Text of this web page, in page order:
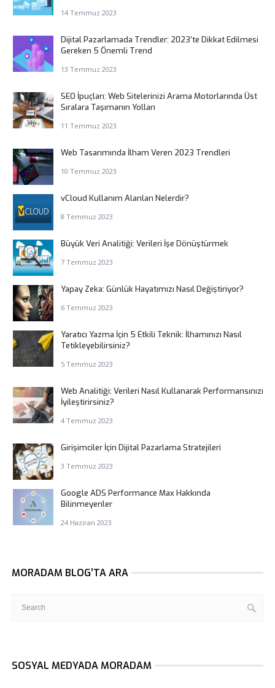
14 Temmuz 2023
Dijital Pazarlamada Trendler: 2023’te Dikkat Edilmesi
Gereken 5 Önemli Trend
13 Temmuz 2023
SEO İpuçları: Web Sitelerinizi Arama Motorlarında Üst
Sıralara Taşımanın Yolları
11 Temmuz 2023
Web Tasarımında İlham Veren 2023 Trendleri
10 Temmuz 2023
vCloud Kullanım Alanları Nelerdir?
8 Temmuz 2023
Büyük Veri Analitiği: Verileri İşe Dönüştürmek
7 Temmuz 2023
Yapay Zeka: Günlük Hayatımızı Nasıl Değiştiriyor?
6 Temmuz 2023
Yaratıcı Yazma İçin 5 Etkili Teknik: İlhamınızı Nasıl
Tetikleyebilirsiniz?
5 Temmuz 2023
Web Analitiği: Verileri Nasıl Kullanarak Performansınızı
İyileştirirsiniz?
4 Temmuz 2023
Girişimciler İçin Dijital Pazarlama Stratejileri
3 Temmuz 2023
Google ADS Performance Max Hakkında
Bilinmeyenler
24 Haziran 2023
MORADAM BLOG’TA ARA
SOSYAL MEDYADA MORADAM